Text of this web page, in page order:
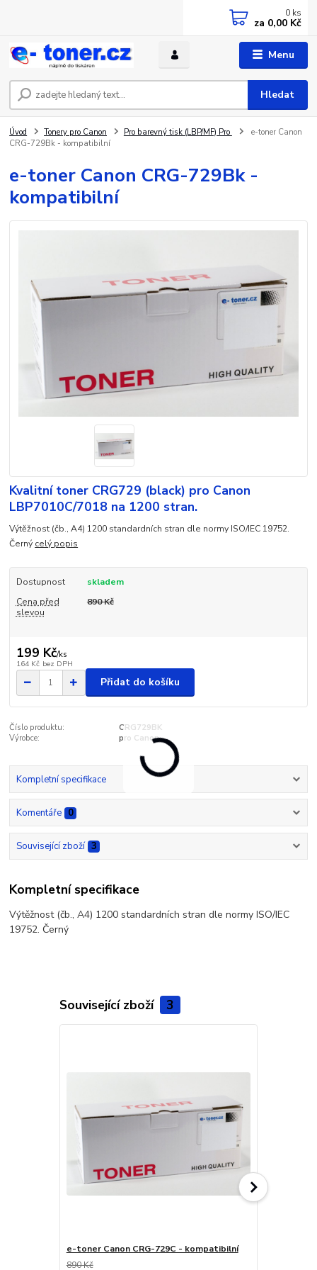
Menu
Hledat
0 ks
za 0,00 Kč
Úvod Tonery pro Canon Pro barevný tisk (LBP/MF) Pro
e-toner Canon
CRG-729Bk - kompatibilní
e-toner Canon CRG-729Bk -
kompatibilní
Kvalitní toner CRG729 (black) pro Canon
LBP7010C/7018 na 1200 stran.
Výtěžnost (čb., A4) 1200 standardních stran dle normy ISO/IEC 19752.
Černý celý popis
Dostupnost
skladem
Cena před
slevou
890 Kč
199 Kč/ks
164 Kč bez DPH
Přidat do košíku
Číslo produktu:
CRG729BK
Výrobce:
pro Canon
Kompletní specifikace
Komentáře 0
Související zboží 3
Kompletní specifikace
Výtěžnost (čb., A4) 1200 standardních stran dle normy ISO/IEC
19752. Černý
Související zboží 3
e-toner Canon CRG-729C - kompatibilní
890 Kč